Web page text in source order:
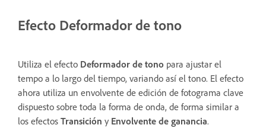
Efecto Deformador de tono
Utiliza el efecto Deformador de tono para ajustar el
tempo a lo largo del tiempo, variando así el tono. El efecto
ahora utiliza un envolvente de edición de fotograma clave
dispuesto sobre toda la forma de onda, de forma similar a
los efectos Transición y Envolvente de ganancia.